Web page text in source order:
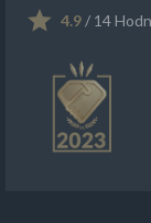
4.9/ 14